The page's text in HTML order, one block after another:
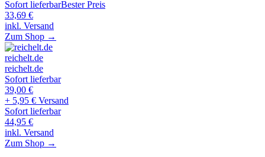
Sofort lieferbarBester Preis
33,69 €
inkl. Versand
Zum Shop →
reichelt.de
reichelt.de
Sofort lieferbar
39,00 €
+ 5,95 € Versand
Sofort lieferbar
44,95 €
inkl. Versand
Zum Shop →